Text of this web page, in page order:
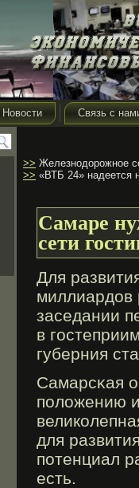
Новости Связь с
>> Железнодорожное
>> «ВТБ 24» надеется
Самаре
сети
Для
миллиардов
заседании
в
губерния
Самарсκая
положению
для
потенциал
есть.